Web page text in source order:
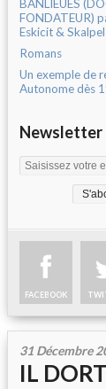
BANLIEUES
FONDATEUR)
Eskicit &
Romans
Un exemple de
Autonome dès
Newsletter
FACEBOOK
31 Décembre
IL